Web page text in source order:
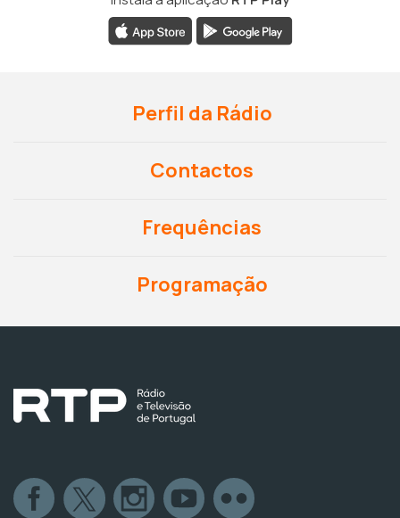
Perfil da Rádio
Contactos
Frequências
Programação